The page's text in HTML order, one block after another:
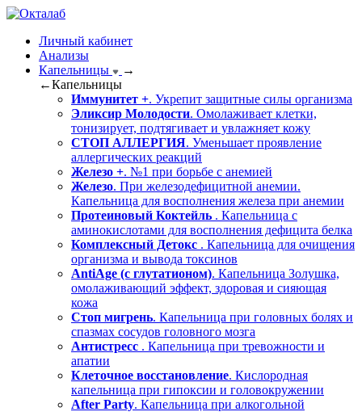
Личный кабинет
Анализы
Капельницы
→
←Капельницы
Иммунитет +. Укрепит защитные силы организма
Эликсир Молодости. Омолаживает клетки,
тонизирует, подтягивает и увлажняет кожу
СТОП АЛЛЕРГИЯ. Уменьшает проявление
аллергических реакций
Железо +. №1 при борьбе с анемией
Железо. При железодефицитной анемии.
Капельница для восполнения железа при анемии
Протеиновый Коктейль . Капельница с
аминокислотами для восполнения дефицита белка
Комплексный Детокс . Капельница для очищения
организма и вывода токсинов
AntiAge (с глутатионом). Капельница Золушка,
омолаживающий эффект, здоровая и сияющая
кожа
Стоп мигрень. Капельница при головных болях и
спазмах сосудов головного мозга
Антистресс . Капельница при тревожности и
апатии
Клеточное восстановление. Кислородная
капельница при гипоксии и головокружении
After Party. Капельница при алкогольной